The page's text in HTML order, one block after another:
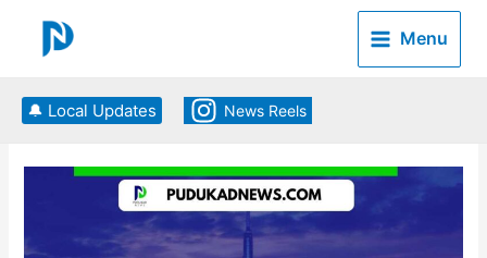
content
Menu
🔔 Local Updates News Reels